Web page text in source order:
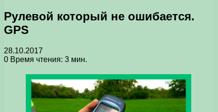
Рулевой который не ошибается.
GPS
28.10.2017
0 Время чтения: 3 мин.